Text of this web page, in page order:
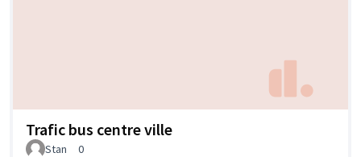
Trafic bus centre ville
Stan 0